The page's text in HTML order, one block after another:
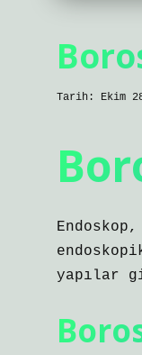
Tarih: Ekim
yapılar